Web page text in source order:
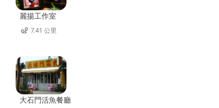
麗揚工作室
7.41 公里
大石門活魚餐廳